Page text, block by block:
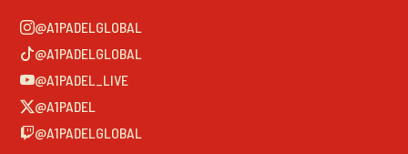
@A1PADELGLOBAL
@A1PADELGLOBAL
@A1PADEL_LIVE
@A1PADEL
@A1PADELGLOBAL